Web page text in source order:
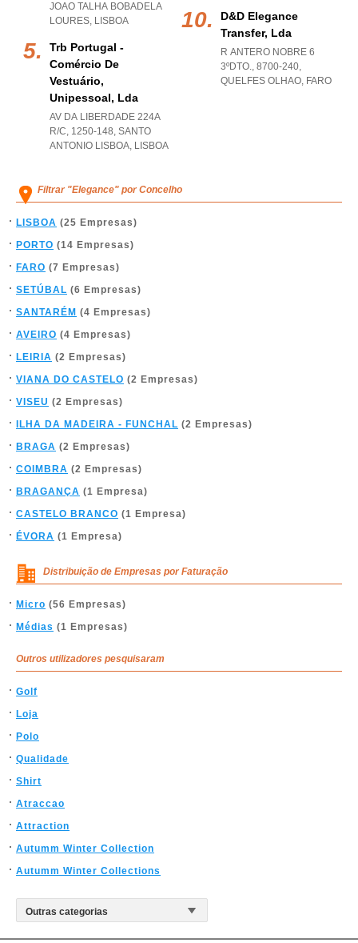
JOAO TALHA BOBADELA
LOURES, LISBOA
Trb Portugal -
Comércio De
Vestuário,
Unipessoal, Lda
AV DA LIBERDADE 224A
R/C, 1250-148, SANTO
ANTONIO LISBOA, LISBOA
D&d Elegance
Transfer, Lda
R ANTERO NOBRE 6
3ºDTO., 8700-240,
QUELFES OLHAO, FARO
Filtrar "Elegance" por Concelho
LISBOA (25 Empresas)
PORTO (14 Empresas)
FARO (7 Empresas)
SETÚBAL (6 Empresas)
SANTARÉM (4 Empresas)
AVEIRO (4 Empresas)
LEIRIA (2 Empresas)
VIANA DO CASTELO (2 Empresas)
VISEU (2 Empresas)
ILHA DA MADEIRA - FUNCHAL (2 Empresas)
BRAGA (2 Empresas)
COIMBRA (2 Empresas)
BRAGANÇA (1 Empresa)
CASTELO BRANCO (1 Empresa)
ÉVORA (1 Empresa)
Distribuição de Empresas por Faturação
Micro (56 Empresas)
Médias (1 Empresas)
Outros utilizadores pesquisaram
Golf
Loja
Polo
Qualidade
Shirt
Atraccao
Attraction
Autumm Winter Collection
Autumm Winter Collections